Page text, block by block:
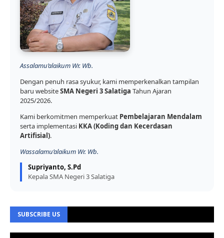
Assalamu’alaikum Wr. Wb.
Dengan penuh rasa syukur, kami memperkenalkan tampilan
baru websiteSMA Negeri 3 Salatiga Tahun Ajaran
2025/2026.
Kami berkomitmen memperkuat Pembelajaran Mendalam
serta implementasi KKA (Koding dan Kecerdasan
Artifisial).
Wassalamu’alaikum Wr. Wb.
Supriyanto, S.Pd
Kepala SMA Negeri 3 Salatiga
SUBSCRIBE US